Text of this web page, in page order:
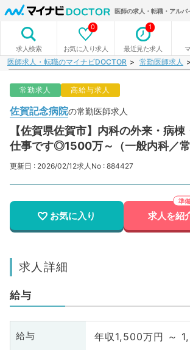
医師の求人・転職・アル
求人検索 お気に入り求人
0
最近見た求人
1
医師求人・転職のマイナビDOCTOR 常勤医師求人
常勤求人 高給与求人
佐賀記念病院の常勤医師求人
【佐賀県佐賀市】内科の外来・病
仕事です◎1500万～（一般内科／常
更新日 : 2026/02/12求人No : 884427
お気に入り 求人を紹
求人詳細
給与
給与 年収1,500万円 ～